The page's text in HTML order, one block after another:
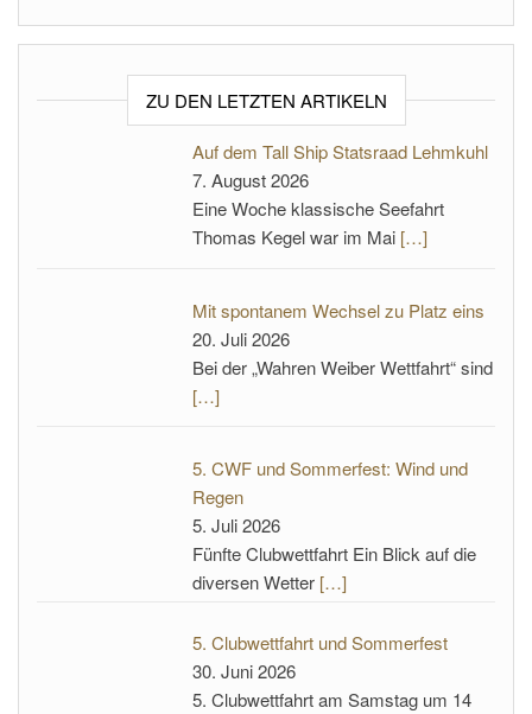
ZU DEN LETZTEN ARTIKELN
Auf dem Tall Ship Statsraad Lehmkuhl
7. August 2026
Eine Woche klassische Seefahrt
Thomas Kegel war im Mai […]
Mit spontanem Wechsel zu Platz eins
20. Juli 2026
Bei der „Wahren Weiber Wettfahrt“ sind
[…]
5. CWF und Sommerfest: Wind und
Regen
5. Juli 2026
Fünfte Clubwettfahrt Ein Blick auf die
diversen Wetter […]
5. Clubwettfahrt und Sommerfest
30. Juni 2026
5. Clubwettfahrt am Samstag um 14